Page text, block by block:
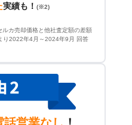
実績も！ (※2)
カ売却価格と他社査定額の差額
り2022年4月～2024年9月 回答
話営業なし ！